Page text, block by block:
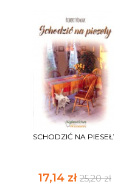
SCHODZIĆ NA PIESEŁY
17,14 zł 25,20 zł